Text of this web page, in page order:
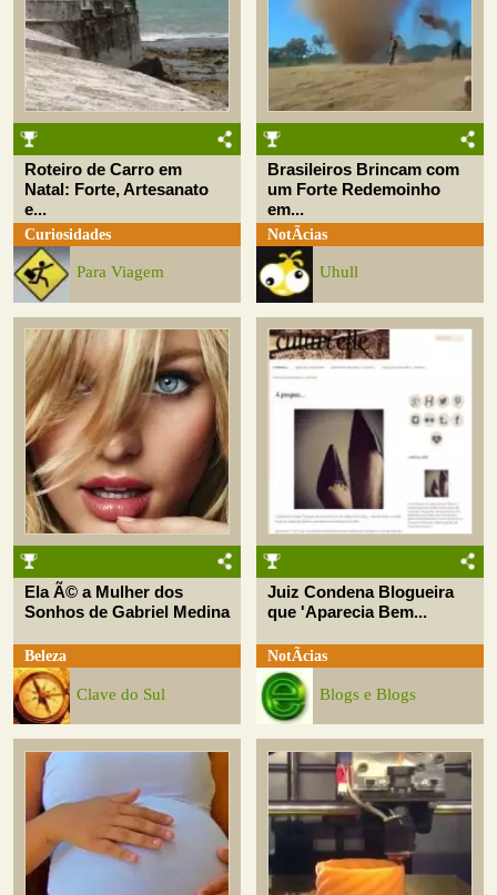
Roteiro de Carro em
Natal: Forte, Artesanato
e...
Curiosidades
Para Viagem
Brasileiros Brincam com
um Forte Redemoinho
em...
NotÃ­cias
Uhull
Ela Ã© a Mulher dos
Sonhos de Gabriel Medina
Beleza
Clave do Sul
Juiz Condena Blogueira
que 'Aparecia Bem...
NotÃ­cias
Blogs e Blogs